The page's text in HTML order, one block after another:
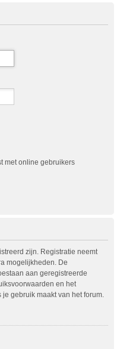
met online gebruikers
zijn. Registratie neemt
mogelijkheden. De
aan geregistreerde
en het
gebruik maakt van het forum.